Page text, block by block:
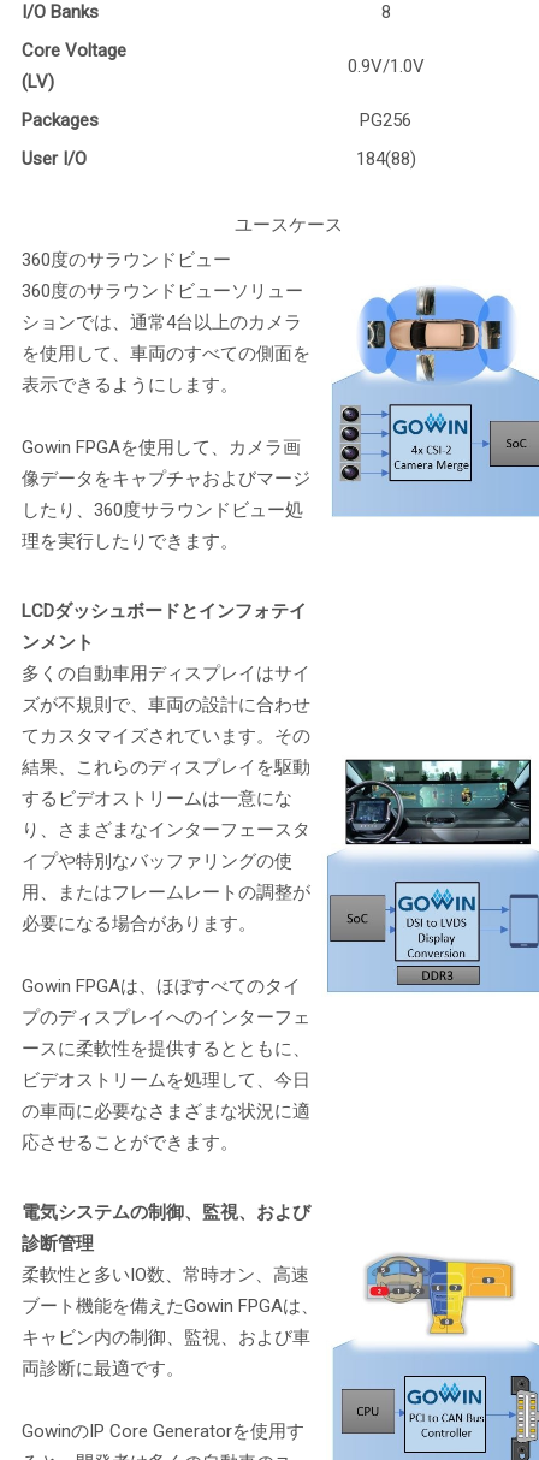
I/O Banks
8
Core Voltage
(LV)
0.9V/1.0V
Packages
PG256
User I/O
184(88)
ユースケース
360度のサラウンドビュー
360度のサラウンドビューソリュー
ションでは、通常4台以上のカメラ
を使用して、車両のすべての側面を
表示できるようにします。
Gowin FPGAを使用して、カメラ画
像データをキャプチャおよびマージ
したり、360度サラウンドビュー処
理を実行したりできます。
LCDダッシュボードとインフォテイ
ンメント
多くの自動車用ディスプレイはサイ
ズが不規則で、車両の設計に合わせ
てカスタマイズされています。その
結果、これらのディスプレイを駆動
するビデオストリームは一意にな
り、さまざまなインターフェースタ
イプや特別なバッファリングの使
用、またはフレームレートの調整が
必要になる場合があります。
Gowin FPGAは、ほぼすべてのタイ
プのディスプレイへのインターフェ
ースに柔軟性を提供するとともに、
ビデオストリームを処理して、今日
の車両に必要なさまざまな状況に適
応させることができます。
電気システムの制御、監視、および
診断管理
柔軟性と多いIO数、常時オン、高速
ブート機能を備えたGowin FPGAは、
キャビン内の制御、監視、および車
両診断に最適です。
GowinのIP Core Generatorを使用す